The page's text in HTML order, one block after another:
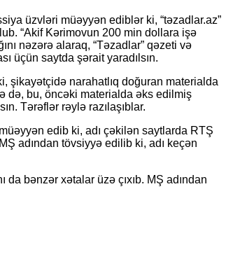
üzvləri müəyyən ediblər ki, “təzadlar.az”
“Akif Kərimovun 200 min dollara işə
nəzərə alaraq, “Təzadlar” qəzeti və
üçün saytda şərait yaradılsın.
şikayətçidə narahatlıq doğuran materialda
də, bu, öncəki materialda əks edilmiş
Tərəflər rəylə razılaşıblar.
edib ki, adı çəkilən saytlarda RTŞ
adından tövsiyyə edilib ki, adı keçən
bənzər xətalar üzə çıxıb. MŞ adından